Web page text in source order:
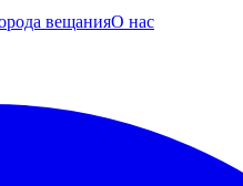
вещанияО нас